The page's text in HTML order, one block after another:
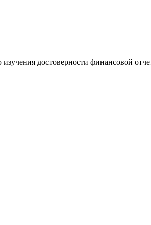
достоверности финансовой